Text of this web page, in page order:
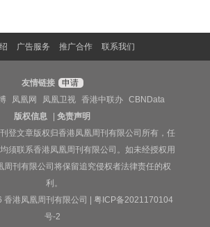
广告服务 推广合作 联系我们
友情链接 申请
凤凰网 凤凰卫视 香港中联办
CBNData
版权信息
|免责声明
登文章版权归香港凤凰周刊有限公司所有，任
须联系香港凤凰周刊有限公司。如未经授权用
周刊有限公司将保留追究侵权者法律责任的权
利。
港凤凰周刊有限公司 | 粤ICP备2021170104
号-2